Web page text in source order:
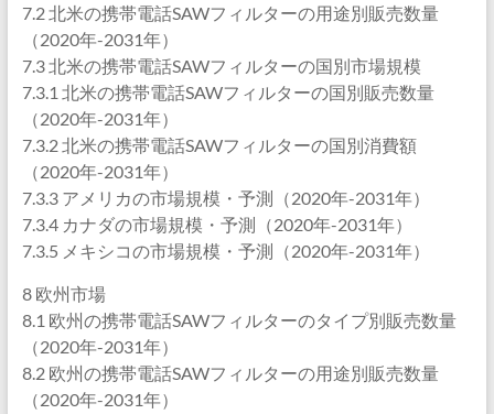
7.2 北米の携帯電話SAWフィルターの用途別販売数量
（2020年-2031年）
7.3 北米の携帯電話SAWフィルターの国別市場規模
7.3.1 北米の携帯電話SAWフィルターの国別販売数量
（2020年-2031年）
7.3.2 北米の携帯電話SAWフィルターの国別消費額
（2020年-2031年）
7.3.3 アメリカの市場規模・予測（2020年-2031年）
7.3.4 カナダの市場規模・予測（2020年-2031年）
7.3.5 メキシコの市場規模・予測（2020年-2031年）
8 欧州市場
8.1 欧州の携帯電話SAWフィルターのタイプ別販売数量
（2020年-2031年）
8.2 欧州の携帯電話SAWフィルターの用途別販売数量
（2020年-2031年）